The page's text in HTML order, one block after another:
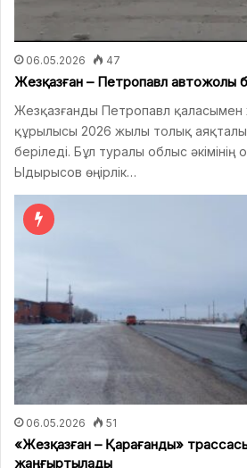
06.05.2026 47
Жезқазған – Петропавл автожолы
Жезқазғанды Петропавл қаласымен
құрылысы 2026 жылы толық
беріледі. Бұл туралы облыс
Ыдырысов өңірлік…
06.05.2026 51
«Жезқазған – Қарағанды»
жаңғыртылады